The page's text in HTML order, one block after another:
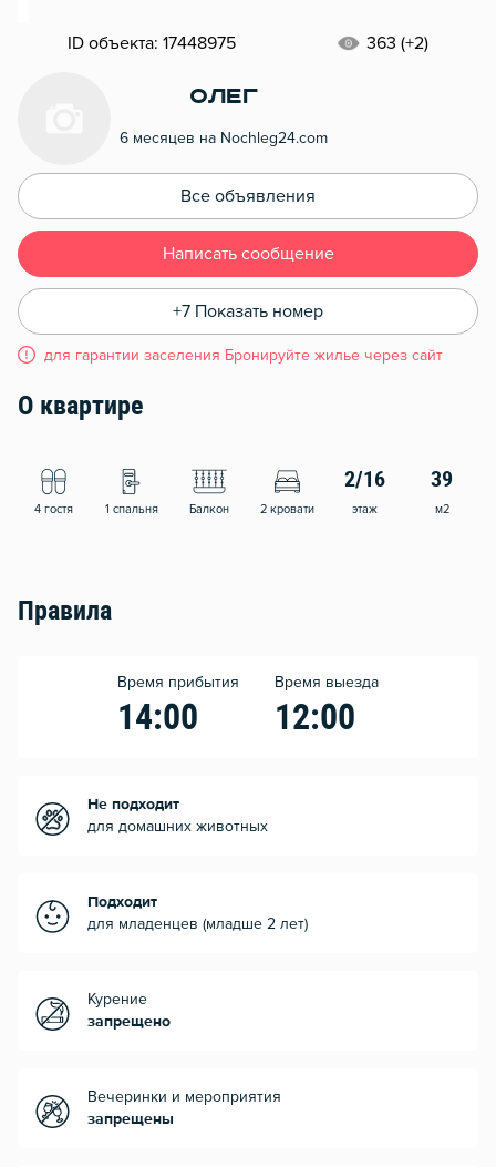
ID объекта: 17448975 363 (+2)
Олег
6 месяцев на Nochleg24.com
Все объявления
Написать сообщение
+7 Показать номер
для гарантии заселения Бронируйте жилье через сайт
О квартире
4 гостя 1 спальня Балкон 2 кровати
2/16
этаж
39
м2
Правила
Время прибытия
14:00
Время выезда
12:00
Не подходит
для домашних животных
Подходит
для младенцев (младше 2 лет)
Курение
запрещено
Вечеринки и мероприятия
запрещены